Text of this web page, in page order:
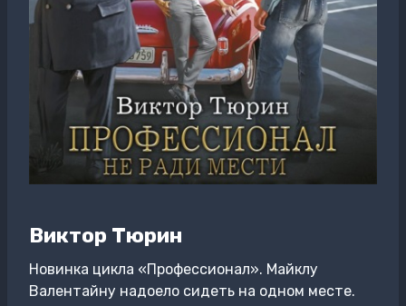
Виктор Тюрин
Новинка цикла «Профессионал». Майклу
Валентайну надоело сидеть на одном месте.